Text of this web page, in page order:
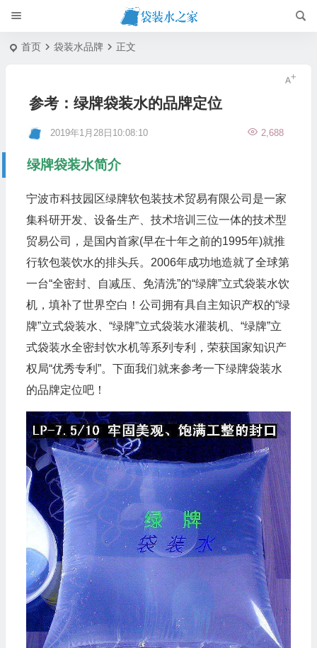
首页 袋装水品牌 正文
参考：绿牌袋装水的品牌定位
2019年1月28日10:08:10 2,688
绿牌袋装水简介
宁波市科技园区绿牌软包装技术贸易有限公司是一家
集科研开发、设备生产、技术培训三位一体的技术型
贸易公司，是国内首家(早在十年之前的1995年)就推
行软包装饮水的排头兵。2006年成功地造就了全球第
一台“全密封、自减压、免清洗”的“绿牌”立式袋装水饮
机，填补了世界空白！公司拥有具自主知识产权的“绿
牌”立式袋装水、“绿牌”立式袋装水灌装机、“绿牌”立
式袋装水全密封饮水机等系列专利，荣获国家知识产
权局“优秀专利”。下面我们就来参考一下绿牌袋装水
的品牌定位吧！